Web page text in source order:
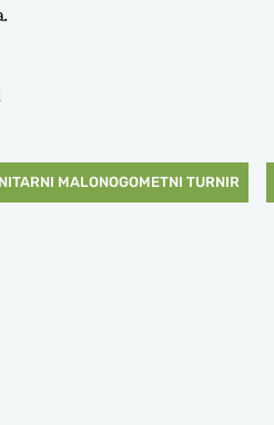
MALONOGOMETNI TURNIR